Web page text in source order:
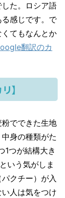
た。ロシア語
感じです。で
てもなんとか
翻訳のカ
】
でできた生地
身の種類がた
1つが結構大き
いう気がしま
クチー）が入
人は気をつけ